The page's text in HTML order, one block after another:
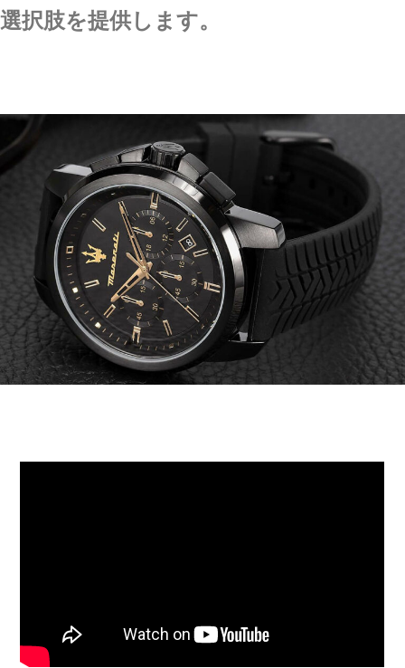
選択肢を提供します。